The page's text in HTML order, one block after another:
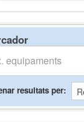
resultats per